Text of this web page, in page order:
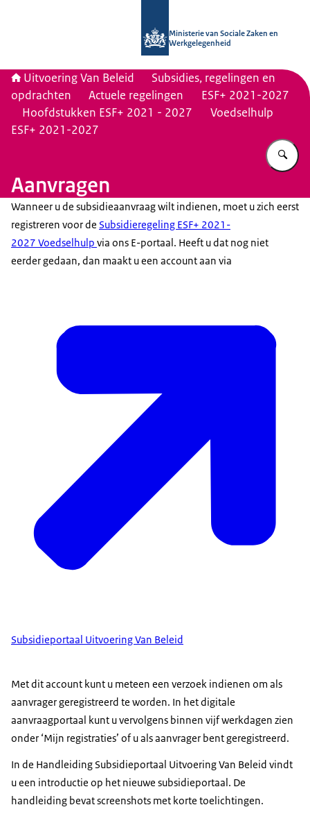
Ministerie van Sociale Zaken en
Werkgelegenheid
Uitvoering Van Beleid
Subsidies, regelingen en
opdrachten
Actuele regelingen
ESF+ 2021-2027
Hoofdstukken ESF+ 2021 - 2027
Voedselhulp
ESF+ 2021-2027
Aanvragen
Wanneer u de subsidieaanvraag wilt indienen, moet u zich eerst
registreren voor de Subsidieregeling ESF+ 2021-
2027 Voedselhulp via ons E-portaal. Heeft u dat nog niet
eerder gedaan, dan maakt u een account aan via
Subsidieportaal Uitvoering Van Beleid
Met dit account kunt u meteen een verzoek indienen om als
aanvrager geregistreerd te worden. In het digitale
aanvraagportaal kunt u vervolgens binnen vijf werkdagen zien
onder ‘Mijn registraties’ of u als aanvrager bent geregistreerd.
In de Handleiding Subsidieportaal Uitvoering Van Beleid vindt
u een introductie op het nieuwe subsidieportaal. De
handleiding bevat screenshots met korte toelichtingen.